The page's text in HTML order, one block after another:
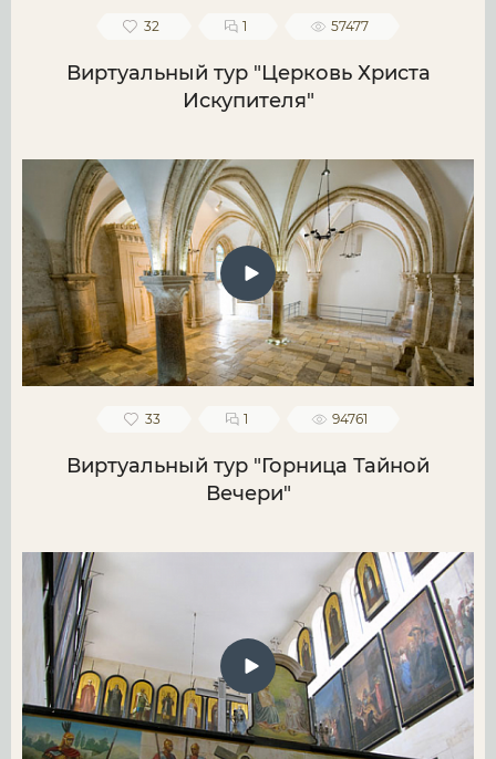
32 1 57477
Виртуальный тур "Церковь Христа
Искупителя"
33 1 94761
Виртуальный тур "Горница Тайной
Вечери"